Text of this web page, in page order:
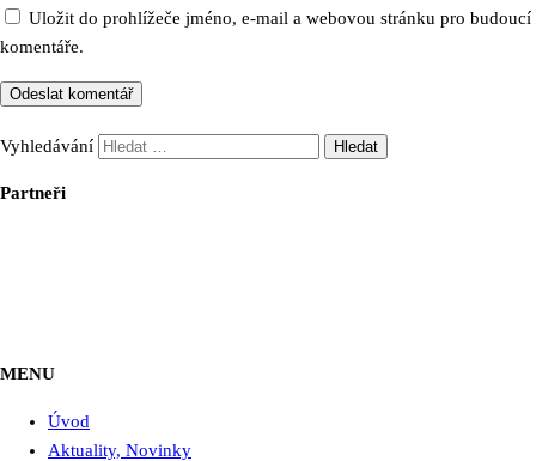
Uložit do prohlížeče jméno, e-mail a webovou stránku pro budoucí
komentáře.
Vyhledávání
Partneři
MENU
Úvod
Aktuality, Novinky